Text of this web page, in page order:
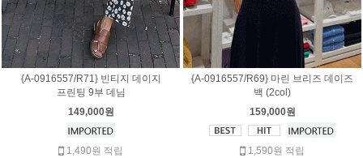
{A-0916557/R71} 빈티지 데이지
프린팅 9부 데님
149,000원
1,490원 적립
{A-0916557/R69} 마린 브리즈 데이즈
백 (2col)
159,000원
1,590원 적립